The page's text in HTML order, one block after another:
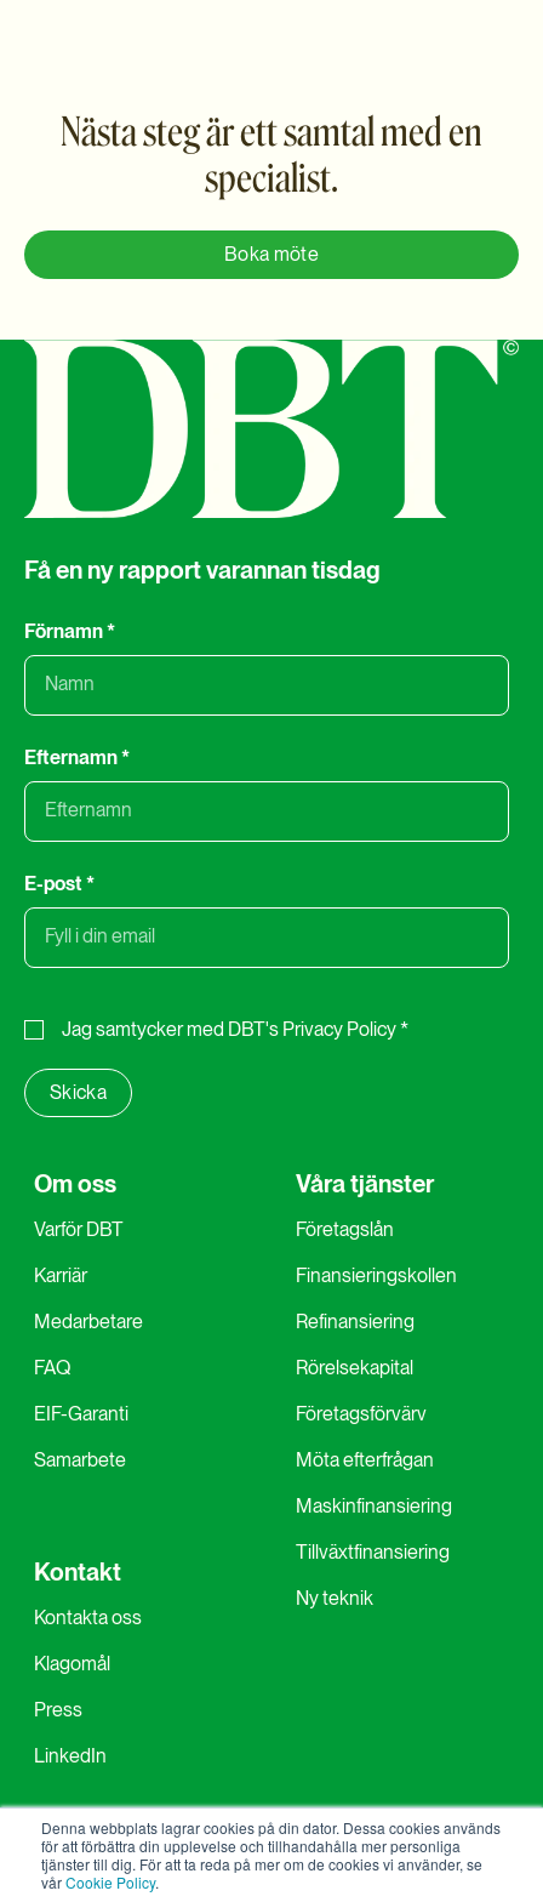
Denna webbplats lagrar cookies på din dator. Dessa cookies används
för att förbättra din upplevelse och tillhandahålla mer personliga
tjänster till dig. För att ta reda på mer om de cookies vi använder, se
vårCookie Policy.
Nästa steg är ett samtal med en
specialist.
Boka möte
Få en ny rapport varannan tisdag
Förnamn*
Efternamn*
E-post*
Jag samtycker med DBT's Privacy Policy*
Om oss
Varför DBT
Karriär
Medarbetare
FAQ
EIF-Garanti
Samarbete
Våra tjänster
Företagslån
Finansieringskollen
Refinansiering
Rörelsekapital
Företagsförvärv
Möta efterfrågan
Maskinfinansiering
Tillväxtfinansiering
Ny teknik
Kontakt
Kontakta oss
Klagomål
Press
LinkedIn
DBT Capital AB | Kungsgatan 9 c/o Convendum